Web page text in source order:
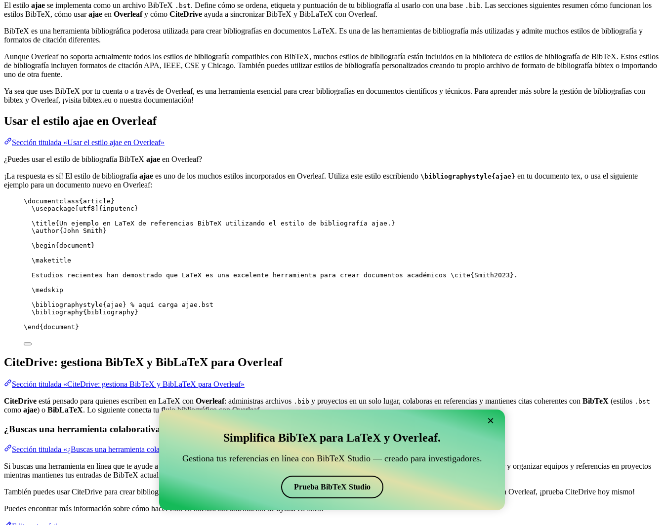
El estilo ajae se implementa como un archivo BibTeX .bst. Define cómo se ordena, etiqueta y puntuación de tu bibliografía al usarlo con una base .bib. Las secciones siguientes resumen cómo funcionan los
estilos BibTeX, cómo usarajae en Overleafy cómo CiteDrive ayuda a sincronizar BibTeX y BibLaTeX con Overleaf.
BibTeX es una herramienta bibliográfica poderosa utilizada para crear bibliografías en documentos LaTeX. Es una de las herramientas de bibliografía más utilizadas y admite muchos estilos de bibliografía y
formatos de citación diferentes.
Aunque Overleaf no soporta actualmente todos los estilos de bibliografía compatibles con BibTeX, muchos estilos de bibliografía están incluidos en la biblioteca de estilos de bibliografía de BibTeX. Estos estilos
de bibliografía incluyen formatos de citación APA, IEEE, CSE y Chicago. También puedes utilizar estilos de bibliografía personalizados creando tu propio archivo de formato de bibliografía bibtex o importando
uno de otra fuente.
Ya sea que uses BibTeX por tu cuenta o a través de Overleaf, es una herramienta esencial para crear bibliografías en documentos científicos y técnicos. Para aprender más sobre la gestión de bibliografías con
bibtex y Overleaf, ¡visita bibtex.eu o nuestra documentación!
Usar el estilo ajae en Overleaf
Sección titulada «Usar el estilo ajae en Overleaf»
¿Puedes usar el estilo de bibliografía BibTeX ajae en Overleaf?
¡La respuesta es sí! El estilo de bibliografía ajae es uno de los muchos estilos incorporados en Overleaf. Utiliza este estilo escribiendo \bibliographystyle{ajae} en tu documento tex, o usa el siguiente
ejemplo para un documento nuevo en Overleaf:
\documentclass{ article }
\usepackage
utf8 ]{ inputenc }
\title{Un ejemplo en LaTeX de referencias BibTeX utilizando el estilo de bibliografía ajae.}
\author{John Smith}
\begin{ document }
\maketitle
Estudios recientes han demostrado que LaTeX es una excelente herramienta para crear documentos académicos \cite{ Smith2023 }.
\medskip
\bibliographystyle{ajae} % aquí carga ajae.bst
\bibliography{bibliography}
\end { document }
CiteDrive: gestiona BibTeX y BibLaTeX para Overleaf
Sección titulada «CiteDrive: gestiona BibTeX y BibLaTeX para Overleaf»
CiteDrive está pensado para quienes escriben en LaTeX con Overleaf: administras archivos .bib y proyectos en un solo lugar, colaboras en referencias y mantienes citas coherentes con BibTeX (estilos .bst
como ajae) o BibLaTeX. Lo siguiente conecta tu flujo bibliográfico con Overleaf.
¿Buscas una herramienta colaborativa en línea para gestionar tus referencias BibTeX que se conecte con Overleaf?
Sección titulada «¿Buscas una herramienta colaborativa en línea para gestionar tus referencias BibTeX que se conecte con Overleaf?»
Si buscas una herramienta en línea que te ayude a gestionar tus referencias, citas y bibliografía en Overleaf, ¡CiteDrive puede ser perfecta! Te permite coleccionar y organizar equipos y referencias en proyectos
mientras mantienes tus entradas de BibTeX actualizadas en tu proyecto de Overleaf.
También puedes usar CiteDrive para crear bibliografías y citas en varios estilos, incluyendo ajae. Así que si buscas una manera fácil de gestionar tu bibliografía en Overleaf, ¡prueba CiteDrive hoy mismo!
Puedes encontrar más información sobre cómo hacer esto en nuestra documentación de ayuda en línea.
×
Simplifica BibTeX para LaTeX y Overleaf.
Gestiona tus referencias en línea con BibTeX Studio — creado para investigadores.
Prueba BibTeX Studio